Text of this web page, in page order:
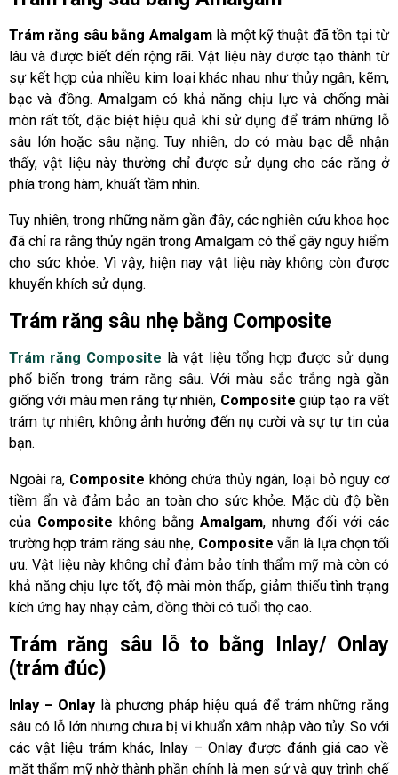
Trám răng sâu bằng Amalgamlà một kỹ thuật đã tồn tại từ
lâu và được biết đến rộng rãi. Vật liệu này được tạo thành từ
sự kết hợp của nhiều kim loại khác nhau như thủy ngân, kẽm,
bạc và đồng. Amalgam có khả năng chịu lực và chống mài
mòn rất tốt, đặc biệt hiệu quả khi sử dụng để trám những lỗ
sâu lớn hoặc sâu nặng. Tuy nhiên, do có màu bạc dễ nhận
thấy, vật liệu này thường chỉ được sử dụng cho các răng ở
phía trong hàm, khuất tầm nhìn.
Tuy nhiên, trong những năm gần đây, các nghiên cứu khoa học
đã chỉ ra rằng thủy ngân trong Amalgam có thể gây nguy hiểm
cho sức khỏe. Vì vậy, hiện nay vật liệu này không còn được
khuyến khích sử dụng.
Trám răng sâu nhẹ bằng Composite
Trám răng Composite là vật liệu tổng hợp được sử dụng
phổ biến trong trám răng sâu. Với màu sắc trắng ngà gần
giống với màu men răng tự nhiên, Composite giúp tạo ra vết
trám tự nhiên, không ảnh hưởng đến nụ cười và sự tự tin của
bạn.
Ngoài ra, Composite không chứa thủy ngân, loại bỏ nguy cơ
tiềm ẩn và đảm bảo an toàn cho sức khỏe. Mặc dù độ bền
của Composite không bằng Amalgam, nhưng đối với các
trường hợp trám răng sâu nhẹ, Composite vẫn là lựa chọn tối
ưu. Vật liệu này không chỉ đảm bảo tính thẩm mỹ mà còn có
khả năng chịu lực tốt, độ mài mòn thấp, giảm thiểu tình trạng
kích ứng hay nhạy cảm, đồng thời có tuổi thọ cao.
Trám răng sâu lỗ to bằng Inlay/ Onlay
(trám đúc)
Inlay – Onlay là phương pháp hiệu quả để trám những răng
sâu có lỗ lớn nhưng chưa bị vi khuẩn xâm nhập vào tủy. So với
các vật liệu trám khác, Inlay – Onlay được đánh giá cao về
mặt thẩm mỹ nhờ thành phần chính là men sứ và quy trình chế